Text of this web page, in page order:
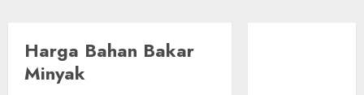
Harga Bahan Bakar
Minyak